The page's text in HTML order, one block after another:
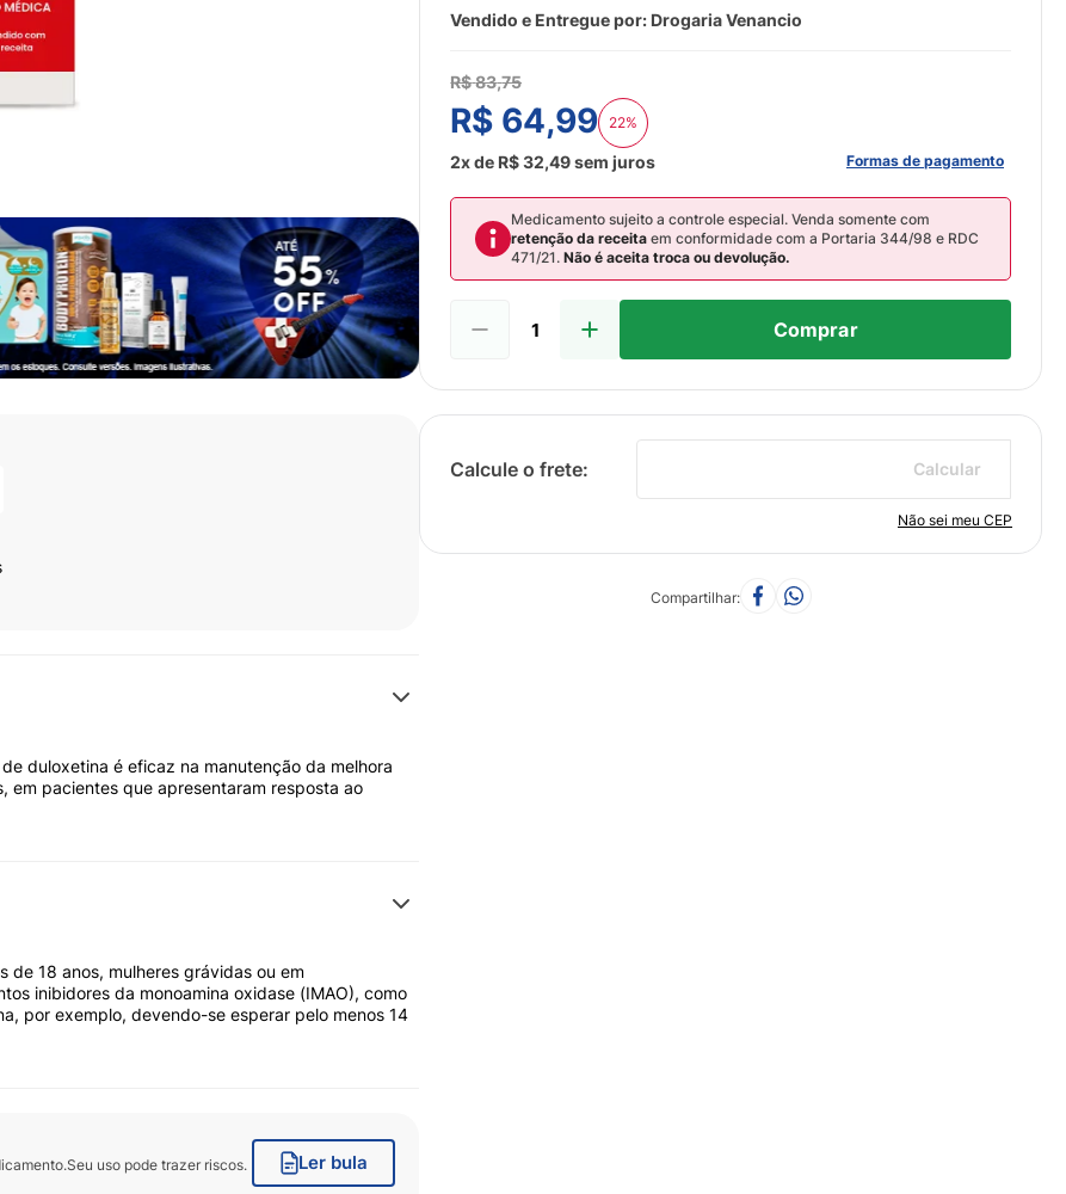
Vendido e Entregue por: Drogaria Venancio
R$83,75
R$ 64,99 22%
2x de R$ 32,49sem juros Formas de pagamento
Medicamento sujeito a controle especial. Venda somente com
retenção da receita em conformidade com a Portaria 344/98 e RDC
471/21.Não é aceita troca ou devolução.
Comprar
Não sei meu CEP
Calcular
Compartilhar
duloxetina é eficaz na manutenção da melhora
em pacientes que apresentaram resposta ao
de 18 anos, mulheres grávidas ou em
inibidores da monoamina oxidase (IMAO), como
por exemplo, devendo-se esperar pelo menos 14
uso pode trazer riscos.
Ler bula